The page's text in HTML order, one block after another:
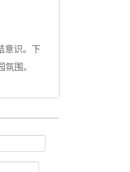
意识。下
围。